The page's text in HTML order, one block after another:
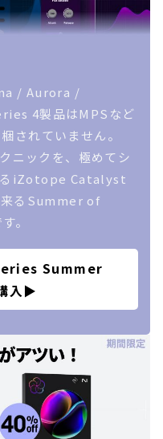
/ Aurora /
4製品はMPSなど
されていません。
ニックを、極めてシ
るiZotope Catalyst
るSummer of
。
Summer
入▶